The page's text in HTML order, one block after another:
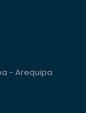
- Arequipa